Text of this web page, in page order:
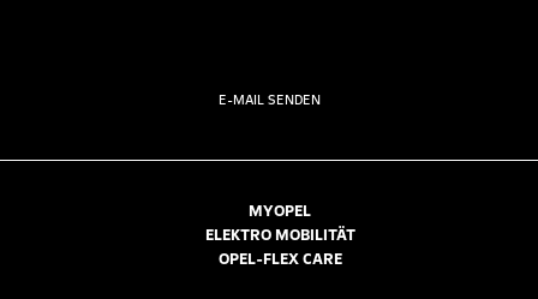
E-MAIL SENDEN
MYOPEL
ELEKTRO MOBILITÄT
OPEL-FLEX CARE